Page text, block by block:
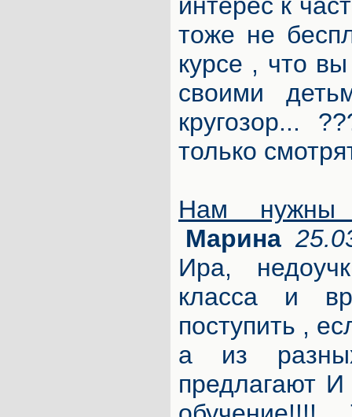
интерес к
тоже не
курсе , что
своими
кругозор...
только
Нам нужны
Марина
Ира,
класса и
поступить ,
а из
предлагают